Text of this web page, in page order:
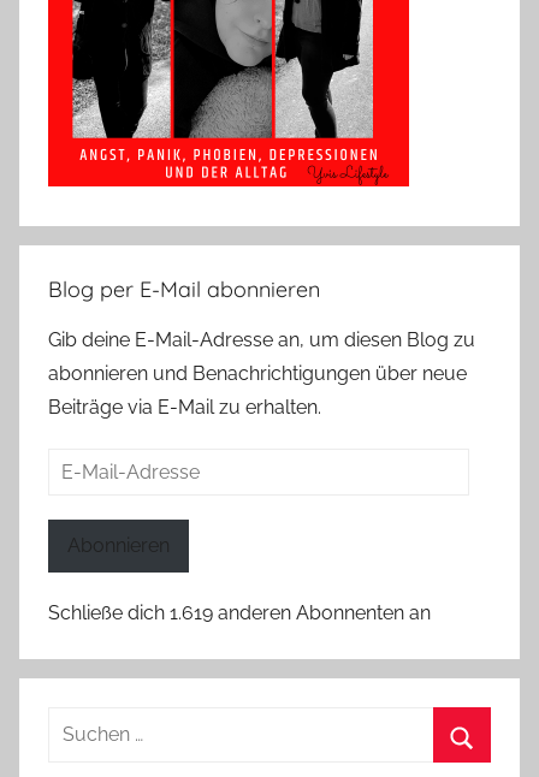
Blog per E-Mail abonnieren
Gib deine E-Mail-Adresse an, um diesen Blog zu
abonnieren und Benachrichtigungen über neue
Beiträge via E-Mail zu erhalten.
E-
Abonnieren
Schließe dich 1.619 anderen Abonnenten an
Suchen